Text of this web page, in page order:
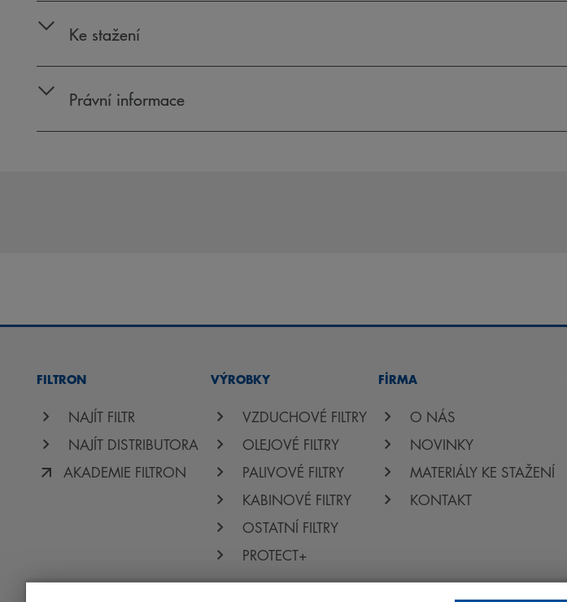
Ke stažení
Právní informace
FILTRON
NAJÍT FILTR
NAJÍT DISTRIBUTORA
AKADEMIE FILTRON
VÝROBKY
VZDUCHOVÉ FILTRY
OLEJOVÉ FILTRY
PALIVOVÉ FILTRY
KABINOVÉ FILTRY
OSTATNÍ FILTRY
PROTECT+
FİRMA
O NÁS
NOVINKY
MATERIÁLY KE STAŽENÍ
KONTAKT